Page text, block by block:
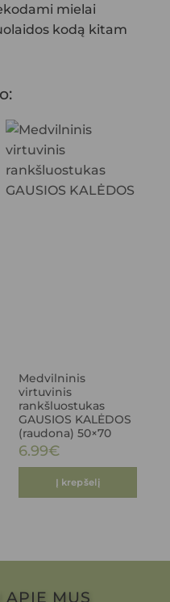
mielai
kodą kitam
Medvilninis
virtuvinis
rankšluostukas
GAUSIOS KALĖDOS
(raudona) 50×70
6.99€
Į krepšelį
APIE MUS